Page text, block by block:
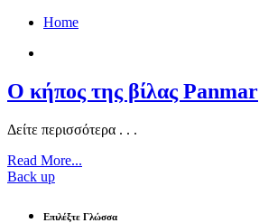
Home
Ο κήπος της βίλας Panmar
Δείτε περισσότερα . . .
Read More...
Back up
Επιλέξτε Γλώσσα